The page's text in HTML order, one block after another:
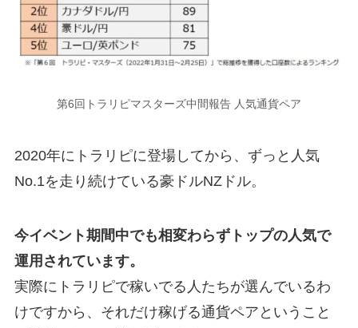
第6回トラリピマスターズ中間報告 人気通貨ペア
2020年にトラリピに登場してから、ずっと人気
No.1を走り続けている豪ドルNZドル。
今イベント期間中でも相変わらずトップの人気で
運用されています。
実際にトラリピで稼いでる人たちが選んでいるわ
けですから、それだけ稼げる通貨ペアということ